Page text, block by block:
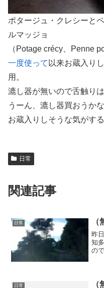
ポタージュ・クレシーと
ルマッジョ
（Potage crécy、Penne
一度使って 以来お蔵入り
用。
漉し器が無いので舌触り
うーん、漉し器買おうか
お蔵入りしそうな気がする
日常
関連記事
日常 （
昨
知
の
降
発
で
日常 （